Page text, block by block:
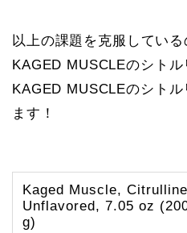
以上の課題を克服してい
KAGED MUSCLEのシトル
KAGED MUSCLEのシト
ます！
Kaged Muscle,
Unflavored, 7.05 oz
g)